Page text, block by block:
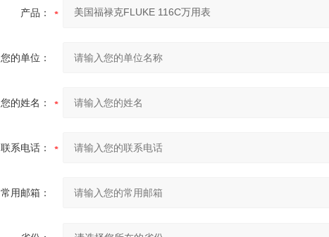
产品：
您的单位：
您的姓名：
联系电话：
常用邮箱：